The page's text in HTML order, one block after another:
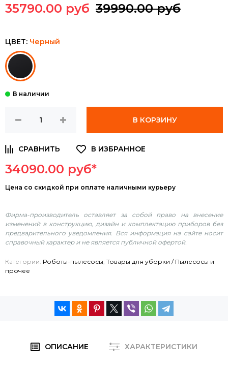
35790.00 руб 39990.00 руб
ЦВЕТ: Черный
В КОРЗИНУ
34090.00 руб*
Цена со скидкой при оплате наличными курьеру
Фирма-производитель оставляет за собой право на внесение
изменений в конструкцию, дизайн и комплектацию приборов без
предварительного уведомления. Вся информация на сайте носит
справочный характер и не является публичной офертой.
Категории: Роботы-пылесосы, Товары для уборки / Пылесосы и
прочее
ОПИСАНИЕ ХАРАКТЕРИСТИКИ